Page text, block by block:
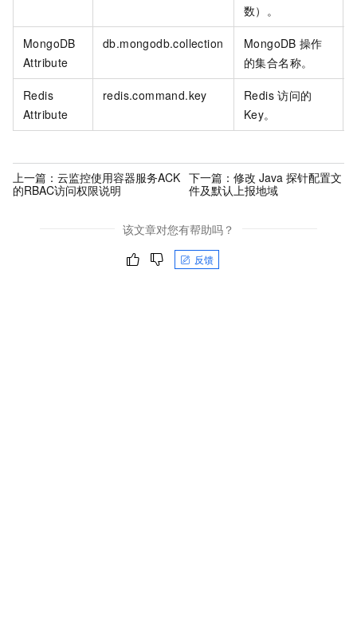
数）。
MongoDB
Attribute
db.mongodb.collection MongoDB 操作
的集合名称。
Redis
Attribute
redis.command.key Redis 访问的
Key。
上一篇： 云监控使用容器服务ACK
的RBAC访问权限说明
下一篇：修改 Java 探针配置文
件及默认上报地域
该文章对您有帮助吗？
反馈